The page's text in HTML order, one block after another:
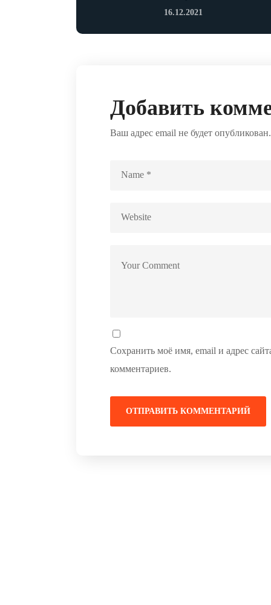
16.12.2021
Добавить
Ваш адрес email не будет опубликован.
Сохранить моё имя, email и адрес
комментариев.